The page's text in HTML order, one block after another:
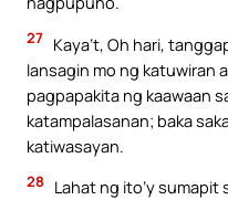
27 Kaya’t, Oh hari,
lansagin mo ng katuwiran
pagpapakita ng kaawaan
katampalasanan; baka
katiwasayan.
28 Lahat ng ito’y